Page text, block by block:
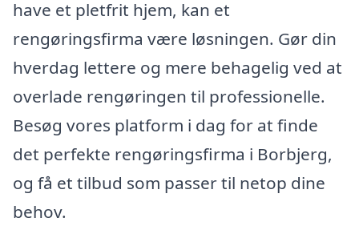
have et pletfrit hjem, kan et
rengøringsfirma være løsningen. Gør din
hverdag lettere og mere behagelig ved at
overlade rengøringen til professionelle.
Besøg vores platform i dag for at finde
det perfekte rengøringsfirma i Borbjerg,
og få et tilbud som passer til netop dine
behov.